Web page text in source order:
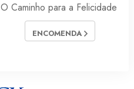
O Caminho para a Felicidade
ENCOMENDA